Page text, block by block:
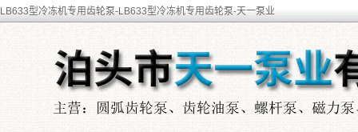
LB633型冷冻机专用齿轮泵-LB633型冷冻机专用齿轮泵-天一泵业